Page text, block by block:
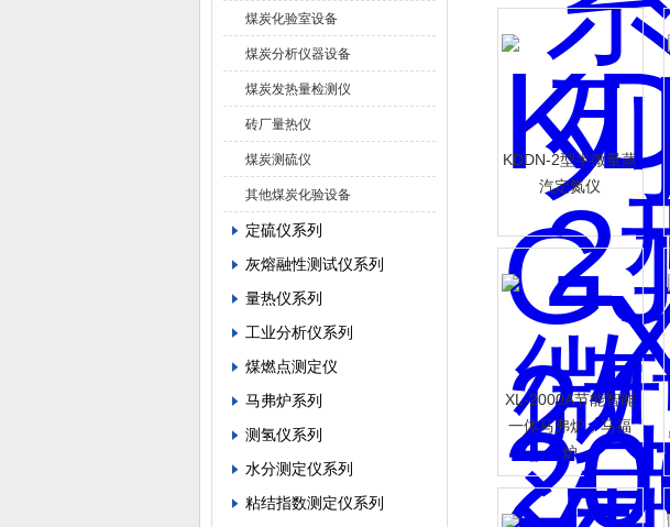
煤炭化验室设备
煤炭分析仪器设备
煤炭发热量检测仪
砖厂量热仪
煤炭测硫仪
其他煤炭化验设备
定硫仪系列
灰熔融性测试仪系列
量热仪系列
工业分析仪系列
煤燃点测定仪
马弗炉系列
测氢仪系列
水分测定仪系列
粘结指数测定仪系列
KDDN-2型半微量蒸
汽定氮仪
XL-2000A节能智能
一体马弗炉，马福
炉